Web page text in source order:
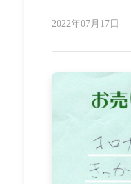
2022年07月17日